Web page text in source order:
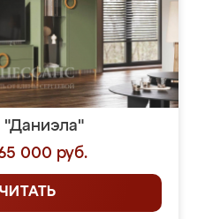
"Даниэла"
000 руб.